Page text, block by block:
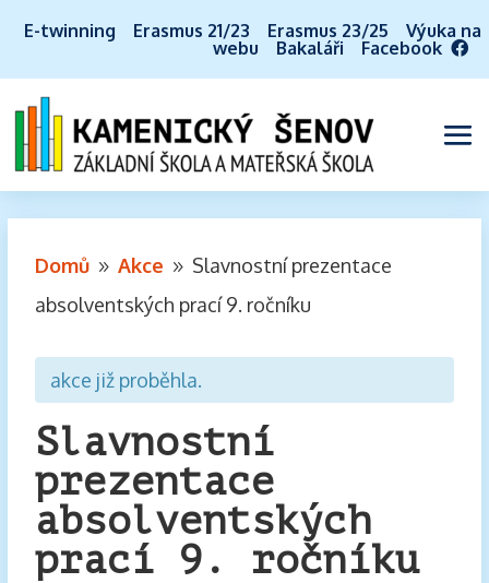
E-twinning Erasmus 21/23 Erasmus 23/25
Výuka na
webu
Bakaláři Facebook
Domů 9 Akce 9 Slavnostní prezentace
absolventských prací 9. ročníku
akce již proběhla.
Slavnostní
prezentace
absolventských
prací 9. ročníku